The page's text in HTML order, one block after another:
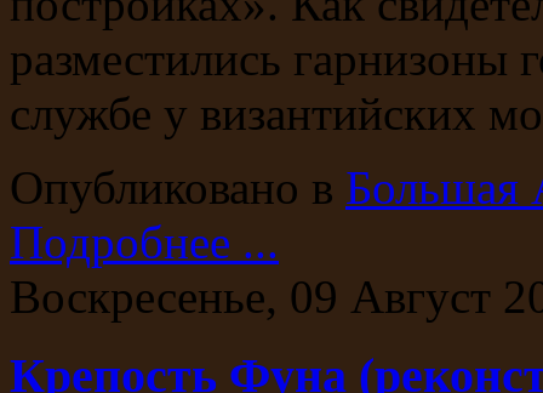
разместились гарнизоны
службе у византийских
Опубликовано в Большая
Подробнее ...
Воскресенье, 09 Август
Крепость Фуна